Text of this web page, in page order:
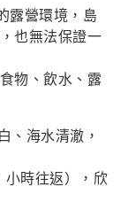
露營環境，島
也無法保證一
物、飲水、露
、海水清澈，
時往返），欣